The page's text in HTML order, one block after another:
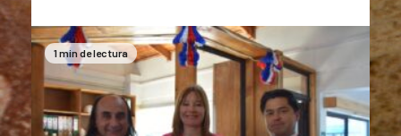
1 min de lectura